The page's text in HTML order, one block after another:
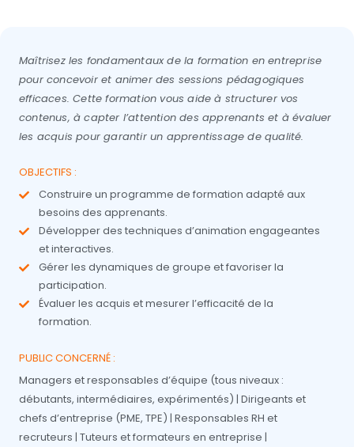
Maîtrisez les fondamentaux de la formation en entreprise
pour concevoir et animer des sessions pédagogiques
efficaces. Cette formation vous aide à structurer vos
contenus, à capter l’attention des apprenants et à évaluer
les acquis pour garantir un apprentissage de qualité.
OBJECTIFS :
Construire un programme de formation adapté aux
besoins des apprenants.
Développer des techniques d’animation engageantes
et interactives.
Gérer les dynamiques de groupe et favoriser la
participation.
Évaluer les acquis et mesurer l’efficacité de la
formation.
PUBLIC CONCERNÉ :
Managers et responsables d’équipe (tous niveaux :
débutants, intermédiaires, expérimentés) | Dirigeants et
chefs d’entreprise (PME, TPE) | Responsables RH et
recruteurs | Tuteurs et formateurs en entreprise |